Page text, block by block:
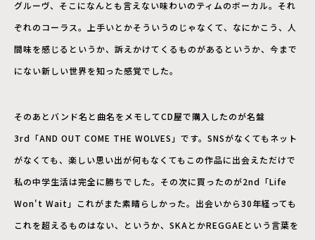
グルーヴ、そこになんとも言えない味わいのティムのボーカル。それ
ぞれのコーラス。上手いとかそういうのじゃなくて、なにかこう、人
間味を感じるというか、訴えかけてくるものがあるというか、今まで
にない新しい世界を知った感覚でした。
そのあとバンド名と曲名をメモしてCD屋で購入したのが名盤
3rd「AND OUT COME THE WOLVES」です。SNSがなくてもネット
がなくても、楽しい思い出が何もなくてもこの作品に出会えただけで
私の中学生活は完全に勝ちでした。その次に買ったのが2nd「Life
Won't Wait」これがまた素晴らしかった。出会いから30年経っても
これを超えるものはない、というか、SKAとかREGGAEという言葉を